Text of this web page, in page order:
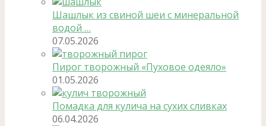
Шашлык из свиной шеи с минеральной
водой …
07.05.2026
Пирог творожный «Пуховое одеяло»
01.05.2026
Помадка для кулича на сухих сливках
06.04.2026